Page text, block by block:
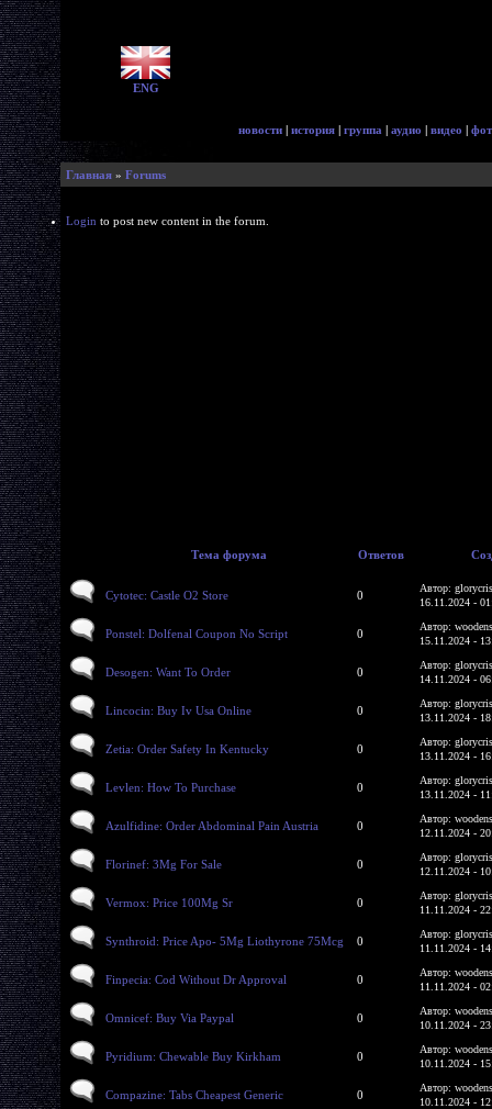
ENG
новости | история | группа | аудио | видео |
Главная » Forums
Login to post new content in the forum.
Тема форума Ответов
Cytotec: Castle O2 Store 0
Автор:
16.11.2024 -
Ponstel: Dolfenal Coupon No Script 0
Автор:
15.11.2024 -
Desogen: Want To Order 0
Автор:
14.11.2024 -
Lincocin: Buy Iv Usa Online 0
Автор:
13.11.2024 -
Zetia: Order Safety In Kentucky 0
Автор:
13.11.2024 -
Levlen: How To Purchase 0
Автор:
13.11.2024 -
Azulfidine: Order Abdominal Pain Austria 0
Автор:
12.11.2024 -
Florinef: 3Mg For Sale 0
Автор:
12.11.2024 -
Vermox: Price 100Mg Sr 0
Автор:
11.11.2024 -
Synthroid: Price Apo- 5Mg Liothyrone 75Mcg 0
Автор:
11.11.2024 -
Finpecia: Cod Without Dr Approval 0
Автор:
11.11.2024 -
Omnicef: Buy Via Paypal 0
Автор:
10.11.2024 -
Pyridium: Chewable Buy Kirkham 0
Автор:
10.11.2024 -
Compazine: Tabs Cheapest Generic 0
Автор:
10.11.2024 -